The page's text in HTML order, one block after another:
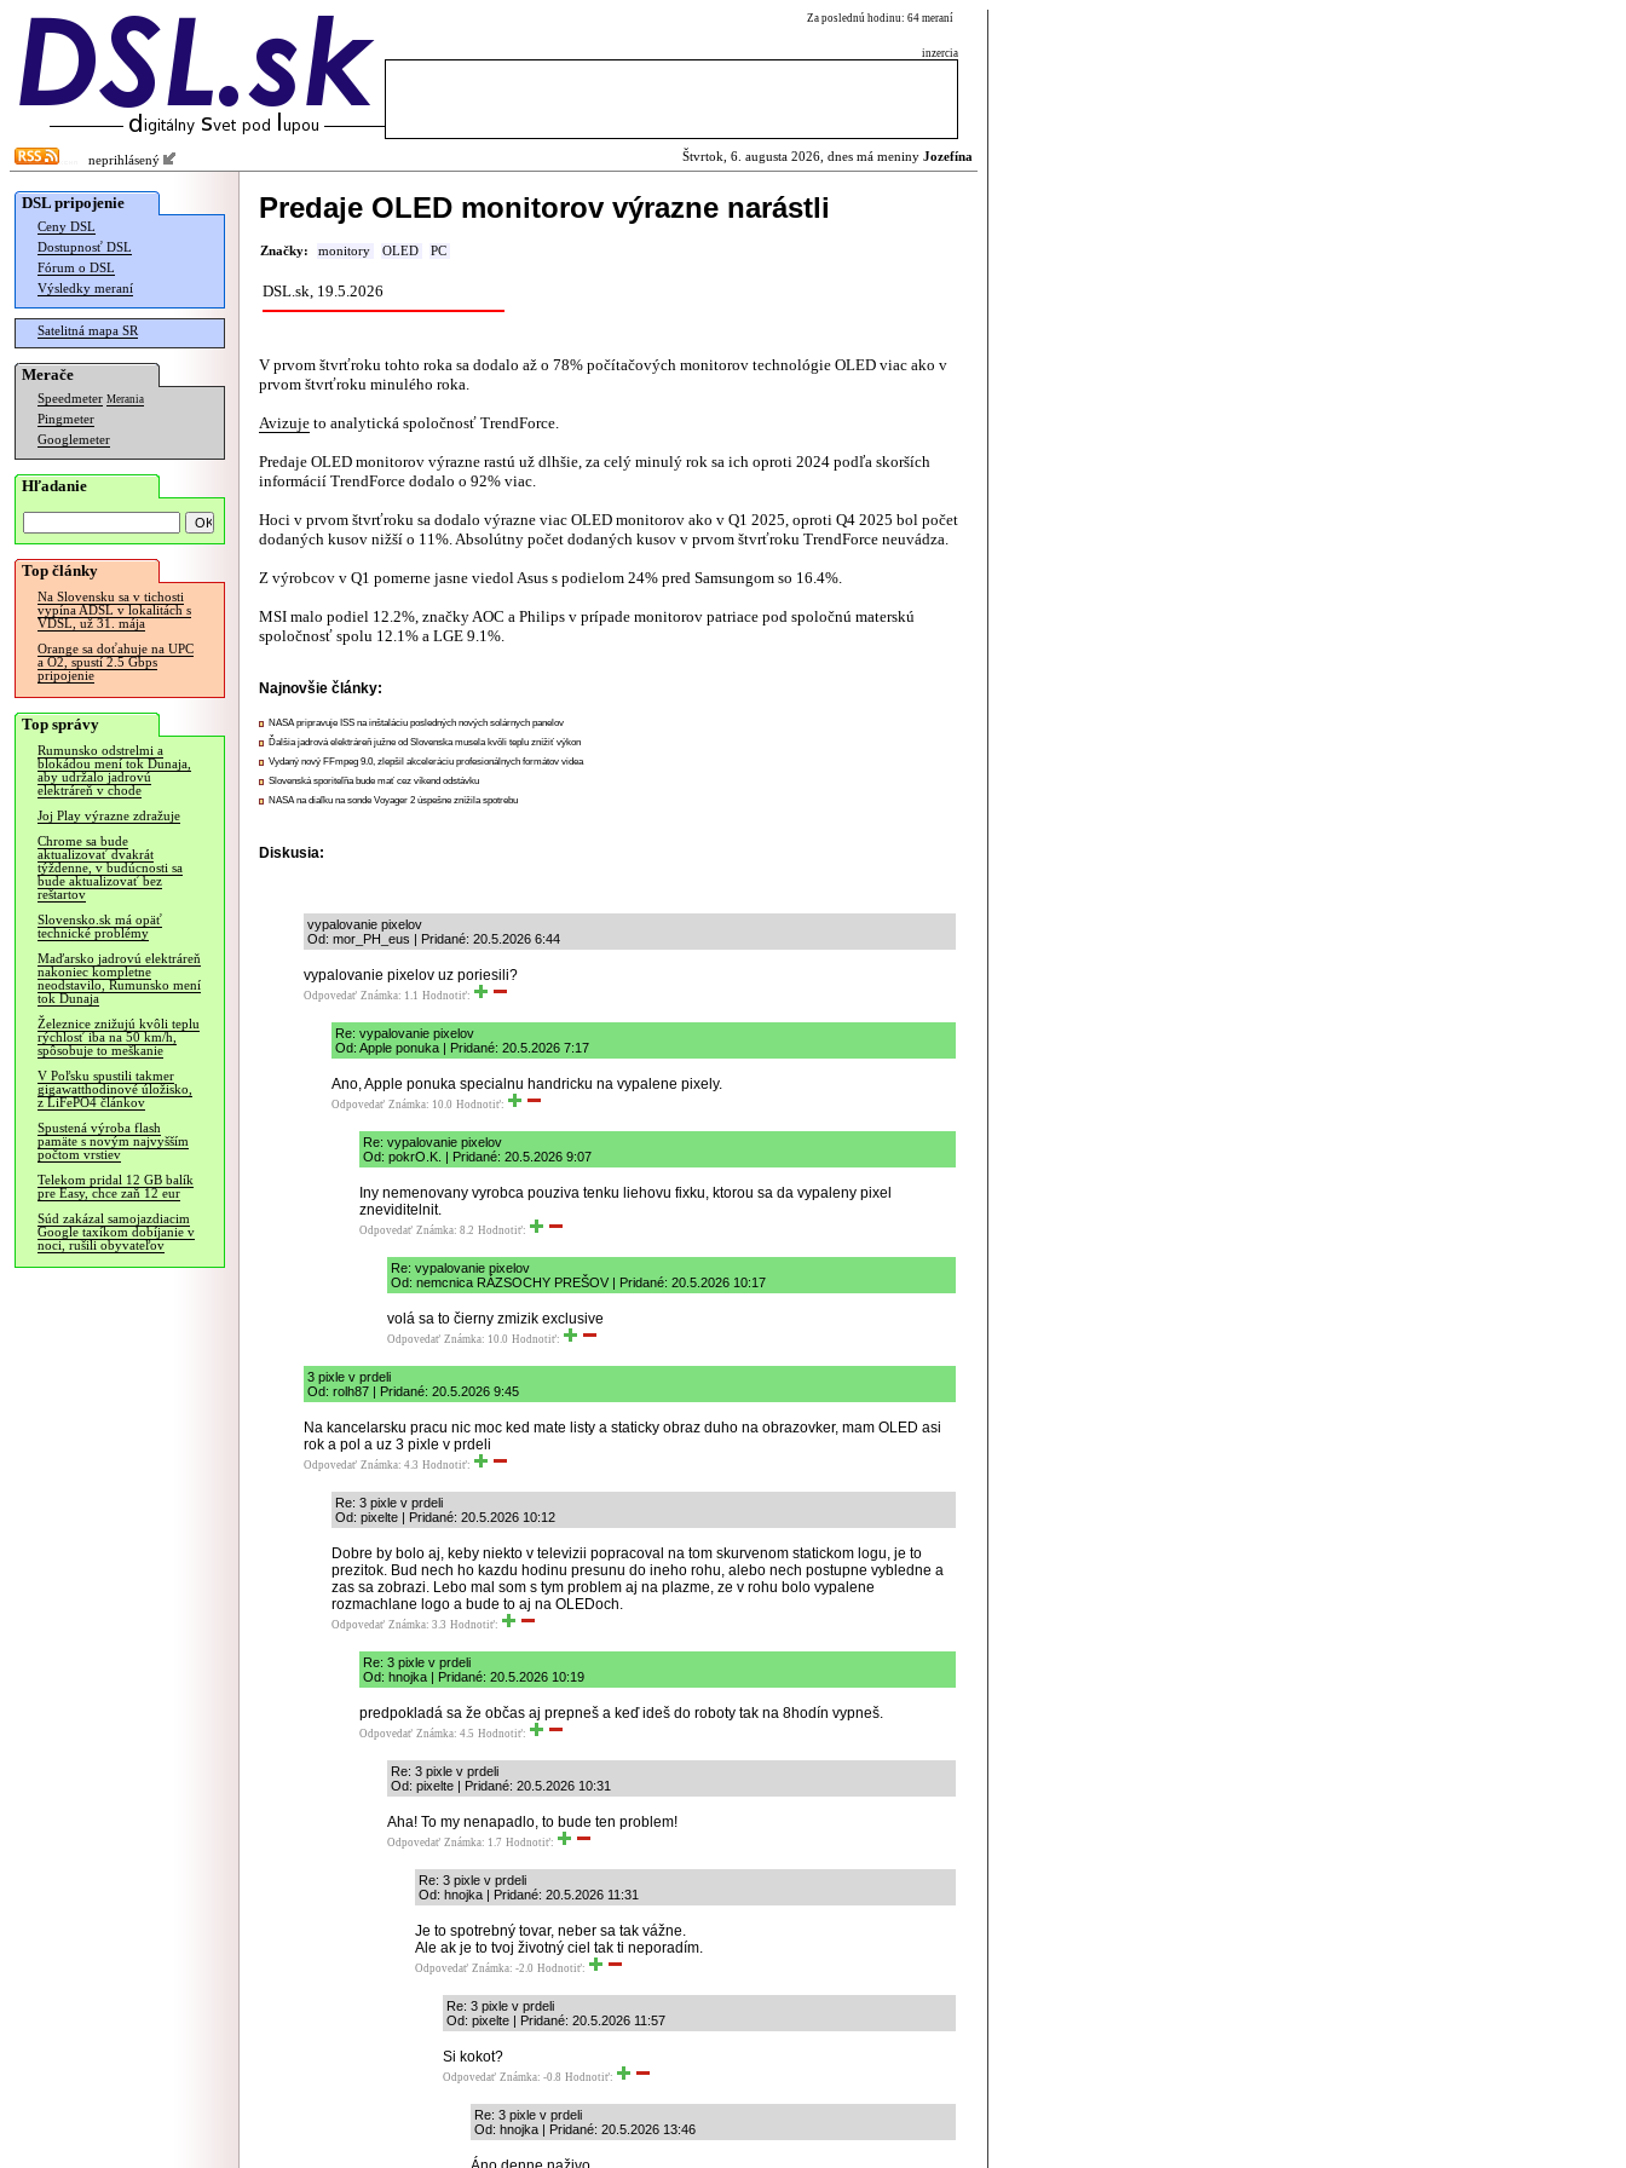
Za poslednú hodinu: 64 meraní
inzercia
neprihlásený Štvrtok, 6. augusta 2026, dnes má meniny Jozefína
DSL pripojenie
Ceny DSL
Dostupnosť DSL
Fórum o DSL
Výsledky meraní
Satelitná mapa SR
Merače
Speedmeter Merania
Pingmeter
Googlemeter
Hľadanie
Top články
Na Slovensku sa v tichosti
vypína ADSL v lokalitách s
VDSL, už 31. mája
Orange sa doťahuje na UPC
a O2, spustí 2.5 Gbps
pripojenie
Top správy
Rumunsko odstrelmi a
blokádou mení tok Dunaja,
aby udržalo jadrovú
elektráreň v chode
Joj Play výrazne zdražuje
Chrome sa bude
aktualizovať dvakrát
týždenne, v budúcnosti sa
bude aktualizovať bez
reštartov
Slovensko.sk má opäť
technické problémy
Maďarsko jadrovú elektráreň
nakoniec kompletne
neodstavilo, Rumunsko mení
tok Dunaja
Železnice znižujú kvôli teplu
rýchlosť iba na 50 km/h,
spôsobuje to meškanie
V Poľsku spustili takmer
gigawatthodinové úložisko,
z LiFePO4 článkov
Spustená výroba flash
pamäte s novým najvyšším
počtom vrstiev
Telekom pridal 12 GB balík
pre Easy, chce zaň 12 eur
Súd zakázal samojazdiacim
Google taxíkom dobíjanie v
noci, rušili obyvateľov
Predaje OLED monitorov výrazne narástli
Značky: monitory OLED PC
DSL.sk, 19.5.2026
V prvom štvrťroku tohto roka sa dodalo až o 78% počítačových monitorov technológie OLED viac ako v
prvom štvrťroku minulého roka.
Avizuje to analytická spoločnosť TrendForce.
Predaje OLED monitorov výrazne rastú už dlhšie, za celý minulý rok sa ich oproti 2024 podľa skorších
informácií TrendForce dodalo o 92% viac.
Hoci v prvom štvrťroku sa dodalo výrazne viac OLED monitorov ako v Q1 2025, oproti Q4 2025 bol počet
dodaných kusov nižší o 11%. Absolútny počet dodaných kusov v prvom štvrťroku TrendForce neuvádza.
Z výrobcov v Q1 pomerne jasne viedol Asus s podielom 24% pred Samsungom so 16.4%.
MSI malo podiel 12.2%, značky AOC a Philips v prípade monitorov patriace pod spoločnú materskú
spoločnosť spolu 12.1% a LGE 9.1%.
Najnovšie články:
NASA pripravuje ISS na inštaláciu posledných nových solárnych panelov
Ďalšia jadrová elektráreň južne od Slovenska musela kvôli teplu znížiť výkon
Vydaný nový FFmpeg 9.0, zlepšil akceleráciu profesionálnych formátov videa
Slovenská sporiteľňa bude mať cez víkend odstávku
NASA na diaľku na sonde Voyager 2 úspešne znížila spotrebu
Diskusia:
vypalovanie pixelov
Od: mor_PH_eus | Pridané: 20.5.2026 6:44
vypalovanie pixelov uz poriesili?
Odpovedať Známka: 1.1 Hodnotiť:
Re: vypalovanie pixelov
Od: Apple ponuka | Pridané: 20.5.2026 7:17
Ano, Apple ponuka specialnu handricku na vypalene pixely.
Odpovedať Známka: 10.0 Hodnotiť:
Re: vypalovanie pixelov
Od: pokrO.K. | Pridané: 20.5.2026 9:07
Iny nemenovany vyrobca pouziva tenku liehovu fixku, ktorou sa da vypaleny pixel
zneviditelnit.
Odpovedať Známka: 8.2 Hodnotiť:
Re: vypalovanie pixelov
Od: nemcnica RÁZSOCHY PREŠOV | Pridané: 20.5.2026 10:17
volá sa to čierny zmizik exclusive
Odpovedať Známka: 10.0 Hodnotiť:
3 pixle v prdeli
Od: rolh87 | Pridané: 20.5.2026 9:45
Na kancelarsku pracu nic moc ked mate listy a staticky obraz duho na obrazovker, mam OLED asi
rok a pol a uz 3 pixle v prdeli
Odpovedať Známka: 4.3 Hodnotiť:
Re: 3 pixle v prdeli
Od: pixelte | Pridané: 20.5.2026 10:12
Dobre by bolo aj, keby niekto v televizii popracoval na tom skurvenom statickom logu, je to
prezitok. Bud nech ho kazdu hodinu presunu do ineho rohu, alebo nech postupne vybledne a
zas sa zobrazi. Lebo mal som s tym problem aj na plazme, ze v rohu bolo vypalene
rozmachlane logo a bude to aj na OLEDoch.
Odpovedať Známka: 3.3 Hodnotiť:
Re: 3 pixle v prdeli
Od: hnojka | Pridané: 20.5.2026 10:19
predpokladá sa že občas aj prepneš a keď ideš do roboty tak na 8hodín vypneš.
Odpovedať Známka: 4.5 Hodnotiť:
Re: 3 pixle v prdeli
Od: pixelte | Pridané: 20.5.2026 10:31
Aha! To my nenapadlo, to bude ten problem!
Odpovedať Známka: 1.7 Hodnotiť:
Re: 3 pixle v prdeli
Od: hnojka | Pridané: 20.5.2026 11:31
Je to spotrebný tovar, neber sa tak vážne.
Ale ak je to tvoj životný ciel tak ti neporadím.
Odpovedať Známka: -2.0 Hodnotiť:
Re: 3 pixle v prdeli
Od: pixelte | Pridané: 20.5.2026 11:57
Si kokot?
Odpovedať Známka: -0.8 Hodnotiť:
Re: 3 pixle v prdeli
Od: hnojka | Pridané: 20.5.2026 13:46